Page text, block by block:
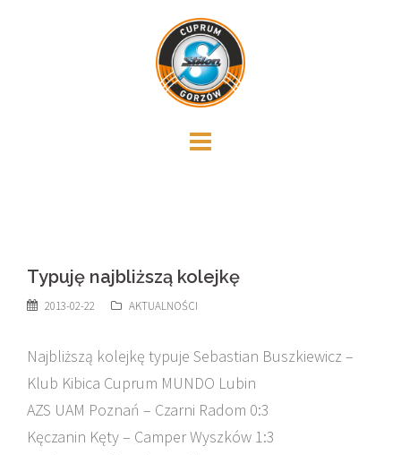
Typuję najbliższą kolejkę
2013-02-22 AKTUALNOŚCI
Najbliższą kolejkę typuje Sebastian Buszkiewicz –
Klub Kibica Cuprum MUNDO Lubin
AZS UAM Poznań – Czarni Radom 0:3
Kęczanin Kęty – Camper Wyszków 1:3